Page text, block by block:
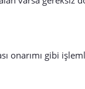
onarımı gibi